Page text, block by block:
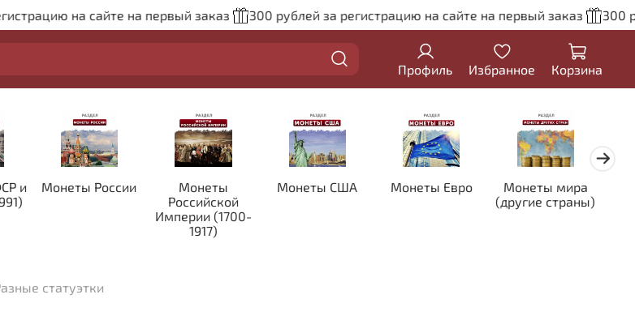
на сайте на первый заказ 300 рублей за регистрацию на сайте на первый заказ 300
Профиль Избранное Корзина
и
Монеты России
Монеты
Российской
Империи (1700-
1917)
Монеты США Монеты Евро
Монеты мира
(другие страны)
статуэтки